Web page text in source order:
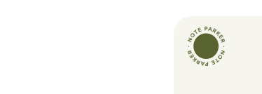
favorite_border